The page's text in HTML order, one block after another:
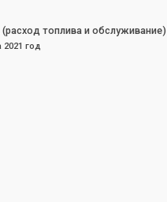
топлива и обслуживание)
год